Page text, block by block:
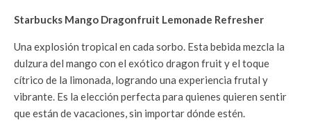
Starbucks Mango Dragonfruit Lemonade Refresher
Una explosión tropical en cada sorbo. Esta bebida mezcla la
dulzura del mango con el exótico dragon fruit y el toque
cítrico de la limonada, logrando una experiencia frutal y
vibrante. Es la elección perfecta para quienes quieren sentir
que están de vacaciones, sin importar dónde estén.